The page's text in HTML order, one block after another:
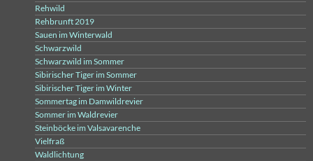
Rehwild
Rehbrunft 2019
Sauen im Winterwald
Schwarzwild
Schwarzwild im Sommer
Sibirischer Tiger im Sommer
Sibirischer Tiger im Winter
Sommertag im Damwildrevier
Sommer im Waldrevier
Steinböcke im Valsavarenche
Vielfraß
Waldlichtung